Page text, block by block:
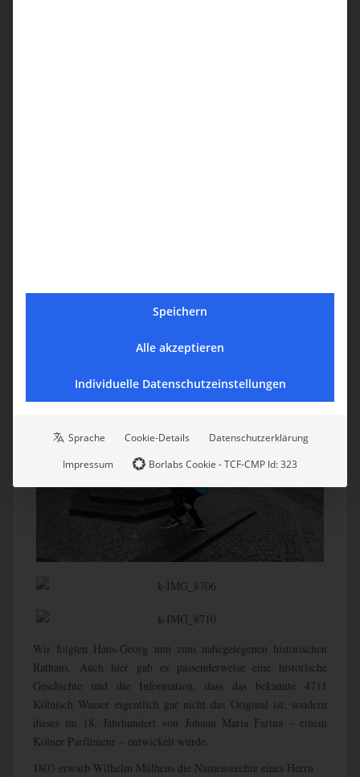
Wir folgten Hans-Georg nun zum nahegelegenen historischen
Rathaus. Auch hier gab es passenderweise eine historische
Geschichte und die Information, dass das bekannte 4711
Kölnisch Wasser eigentlich gar nicht das Original ist, sondern
dieses im 18. Jahrhundert von Johann Maria Farina – einem
Kölner Parfümeur – entwickelt wurde.
1803 erwarb Wilhelm Mülhens die Namensrechte eines Herrn
Speichern
Alle akzeptieren
Individuelle Datenschutzeinstellungen
Sprache Cookie-Details
Datenschutzerklärung
Impressum
Borlabs Cookie - TCF-CMP Id: 323